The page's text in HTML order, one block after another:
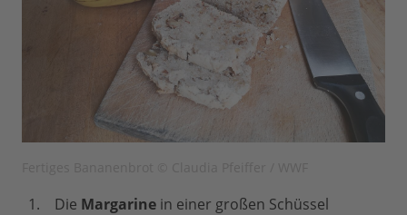
Die Margarine in einer großen Schüssel